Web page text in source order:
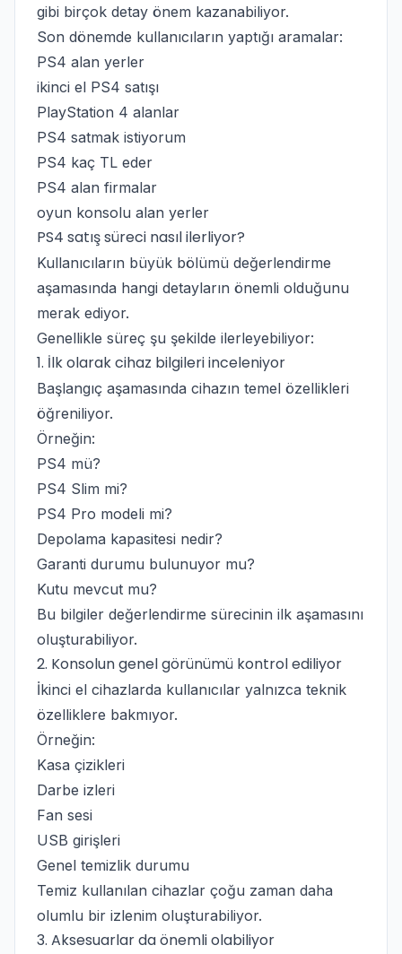
gibi birçok detay önem kazanabiliyor.
Son dönemde kullanıcıların yaptığı aramalar:
PS4 alan yerler
ikinci el PS4 satışı
PlayStation 4 alanlar
PS4 satmak istiyorum
PS4 kaç TL eder
PS4 alan firmalar
oyun konsolu alan yerler
PS4 satış süreci nasıl ilerliyor?
Kullanıcıların büyük bölümü değerlendirme
aşamasında hangi detayların önemli olduğunu
merak ediyor.
Genellikle süreç şu şekilde ilerleyebiliyor:
1. İlk olarak cihaz bilgileri inceleniyor
Başlangıç aşamasında cihazın temel özellikleri
öğreniliyor.
Örneğin:
PS4 mü?
PS4 Slim mi?
PS4 Pro modeli mi?
Depolama kapasitesi nedir?
Garanti durumu bulunuyor mu?
Kutu mevcut mu?
Bu bilgiler değerlendirme sürecinin ilk aşamasını
oluşturabiliyor.
2. Konsolun genel görünümü kontrol ediliyor
İkinci el cihazlarda kullanıcılar yalnızca teknik
özelliklere bakmıyor.
Örneğin:
Kasa çizikleri
Darbe izleri
Fan sesi
USB girişleri
Genel temizlik durumu
Temiz kullanılan cihazlar çoğu zaman daha
olumlu bir izlenim oluşturabiliyor.
3. Aksesuarlar da önemli olabiliyor